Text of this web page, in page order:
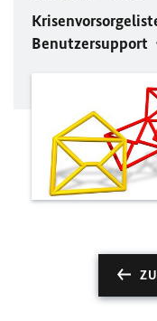
Benutzersupport